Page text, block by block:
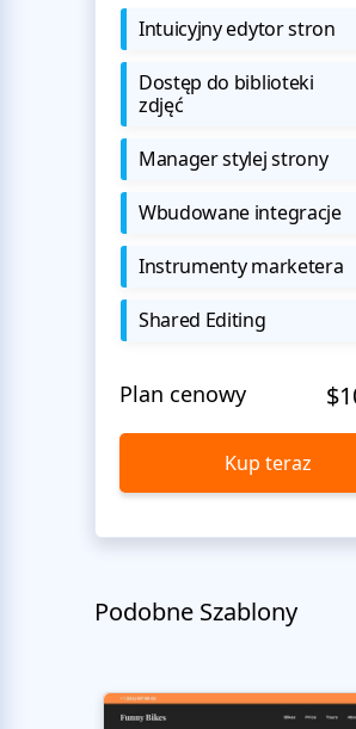
Intuicyjny edytor stron
Dostęp do biblioteki
zdjęć
Manager stylej strony
Wbudowane integracje
Instrumenty marketera
Shared Editing
Plan cenowy
Kup teraz
Podobne Szablony